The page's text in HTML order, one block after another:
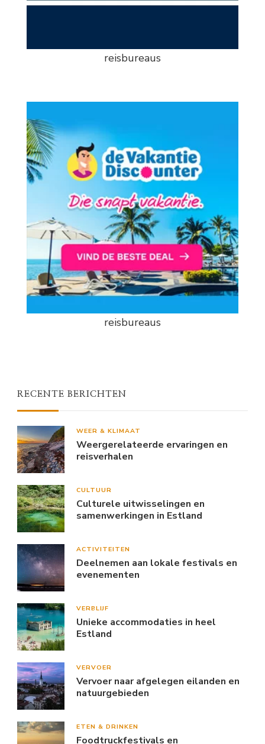
reisbureaus
reisbureaus
RECENTE BERICHTEN
WEER & KLIMAAT
Weergerelateerde ervaringen en
reisverhalen
CULTUUR
Culturele uitwisselingen en
samenwerkingen in Estland
ACTIVITEITEN
Deelnemen aan lokale festivals en
evenementen
VERBLIJF
Unieke accommodaties in heel
Estland
VERVOER
Vervoer naar afgelegen eilanden en
natuurgebieden
ETEN & DRINKEN
Foodtruckfestivals en